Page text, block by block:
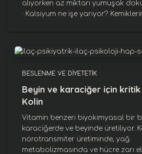
alıyorken az miktarı yumuşak
· Kalsiyum ne işe yarıyor?
BESLENME VE DIYETETIK
Beyin ve karaciğer için
Kolin
Vitamin benzeri biyokimyasal bir
karaciğerde ve beyinde üretiliyor.
nörotransmiter üretiminde, yağ
metabolizmasında ve hücre zarı